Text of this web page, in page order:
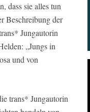
dass sie alles tun
Beschreibung der
Jungautorin
„Jungs in
und von
trans* Jungautorin